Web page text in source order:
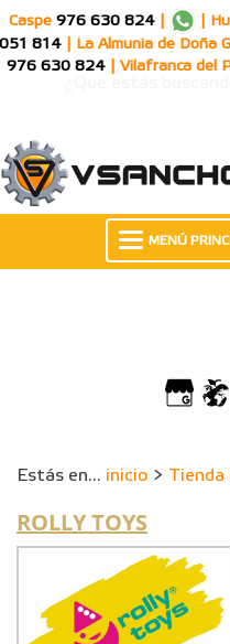
Caspe 976 630 824
051 814
La Almunia de Doña
976 630 824
Vilafranca del
MENÚ
Estás en... inicio > Tienda
ROLLY TOYS